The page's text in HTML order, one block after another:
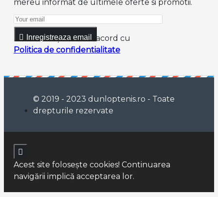
mereu informat de ultimele oferte si promotii.
Inregistreaza email
Am citit şi sunt de acord cu
Politica de confidentialitate
© 2019 - 2023 dunloptenis.ro - Toate
drepturile rezervate
Acest site foloseşte cookies! Continuarea
navigării implică acceptarea lor.